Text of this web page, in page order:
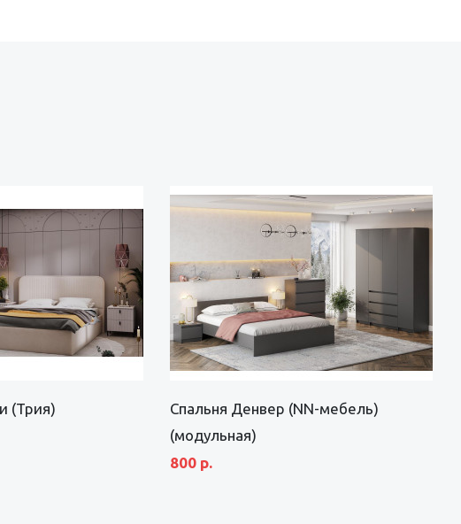
(Трия)
Спальня Денвер (NN-мебель)
(модульная)
800 р.